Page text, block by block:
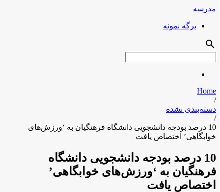
مدرسه
برگه نمونه
search
Home
/
دسته‌بندی نشده
/
10 درصد بودجه‌ دانشجویی دانشگاه فرهنگیان به ‘ورزش‌های
خوابگاهی’ اختصاص یافت
10 درصد بودجه‌ دانشجویی دانشگاه
فرهنگیان به ‘ورزش‌های خوابگاهی’
اختصاص یافت